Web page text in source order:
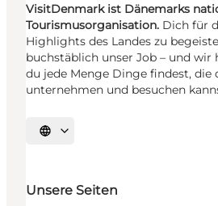
VisitDenmark ist Dänemarks
Tourismusorganisation. Dich für
Highlights des Landes zu
buchstäblich unser Job – und wir
du jede Menge Dinge findest, die
unternehmen und besuchen
Sprache auswählen
Unsere Seiten